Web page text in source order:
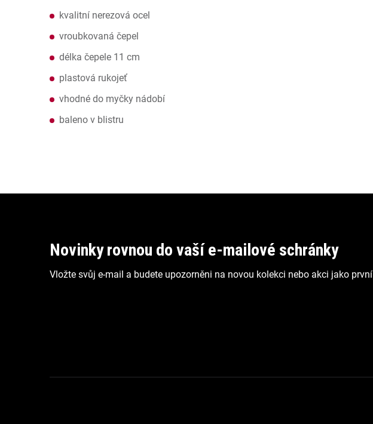
kvalitní nerezová ocel
vroubkovaná čepel
délka čepele 11 cm
plastová rukojeť
vhodné do myčky nádobí
baleno v blistru
Novinky rovnou do vaší e-mailové schránky
Vložte svůj e-mail a budete upozorněni na novou kolekci nebo akci jako první